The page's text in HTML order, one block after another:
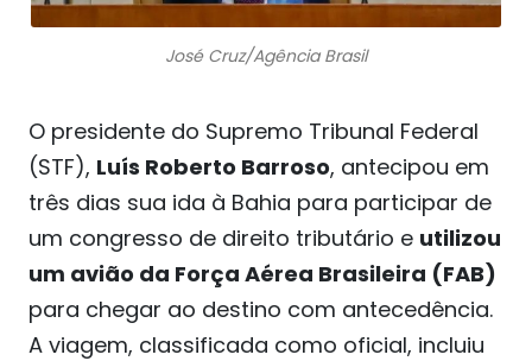
José Cruz/Agência Brasil
O presidente do Supremo Tribunal Federal
(STF), Luís Roberto Barroso, antecipou em
três dias sua ida à Bahia para participar de
um congresso de direito tributário e utilizou
um avião da Força Aérea Brasileira (FAB)
para chegar ao destino com antecedência.
A viagem, classificada como oficial, incluiu